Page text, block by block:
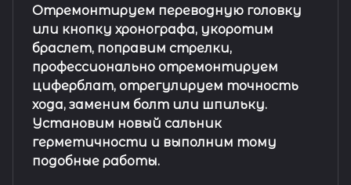
Отремонтируем переводную головку
или кнопку хронографа, укоротим
браслет, поправим стрелки,
профессионально отремонтируем
циферблат, отрегулируем точность
хода, заменим болт или шпильку.
Установим новый сальник
герметичности и выполним тому
подобные работы.